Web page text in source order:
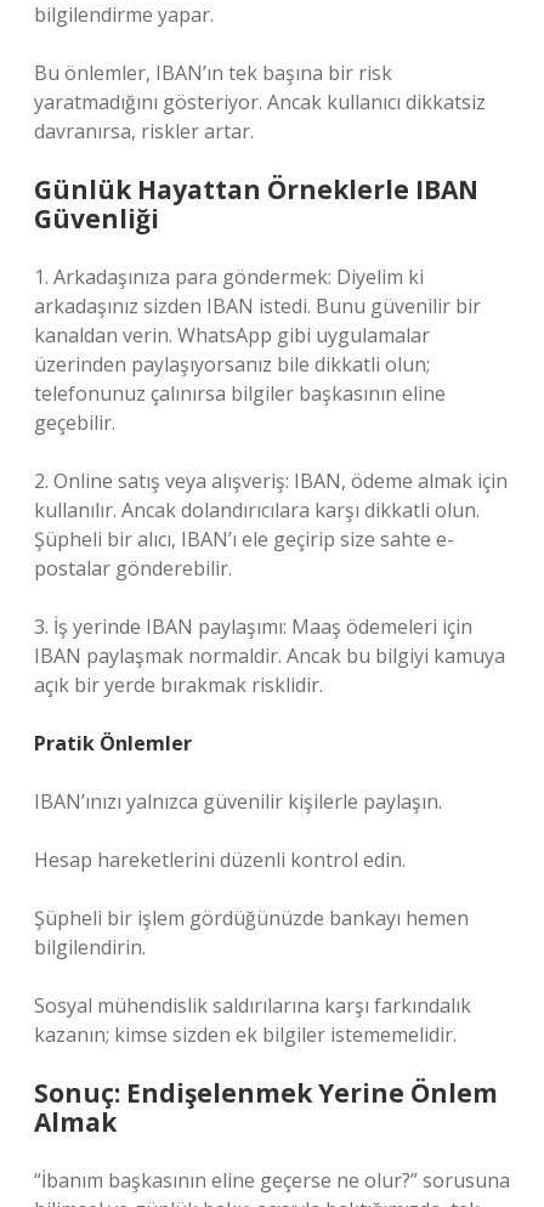
bilgilendirme yapar.
Bu önlemler, IBAN’ın tek başına bir risk
yaratmadığını gösteriyor. Ancak kullanıcı dikkatsiz
davranırsa, riskler artar.
Günlük Hayattan Örneklerle IBAN
Güvenliği
1. Arkadaşınıza para göndermek: Diyelim ki
arkadaşınız sizden IBAN istedi. Bunu güvenilir bir
kanaldan verin. WhatsApp gibi uygulamalar
üzerinden paylaşıyorsanız bile dikkatli olun;
telefonunuz çalınırsa bilgiler başkasının eline
geçebilir.
2. Online satış veya alışveriş: IBAN, ödeme almak için
kullanılır. Ancak dolandırıcılara karşı dikkatli olun.
Şüpheli bir alıcı, IBAN’ı ele geçirip size sahte e-
postalar gönderebilir.
3. İş yerinde IBAN paylaşımı: Maaş ödemeleri için
IBAN paylaşmak normaldir. Ancak bu bilgiyi kamuya
açık bir yerde bırakmak risklidir.
Pratik Önlemler
IBAN’ınızı yalnızca güvenilir kişilerle paylaşın.
Hesap hareketlerini düzenli kontrol edin.
Şüpheli bir işlem gördüğünüzde bankayı hemen
bilgilendirin.
Sosyal mühendislik saldırılarına karşı farkındalık
kazanın; kimse sizden ek bilgiler istememelidir.
Sonuç: Endişelenmek Yerine Önlem
Almak
“İbanım başkasının eline geçerse ne olur?” sorusuna